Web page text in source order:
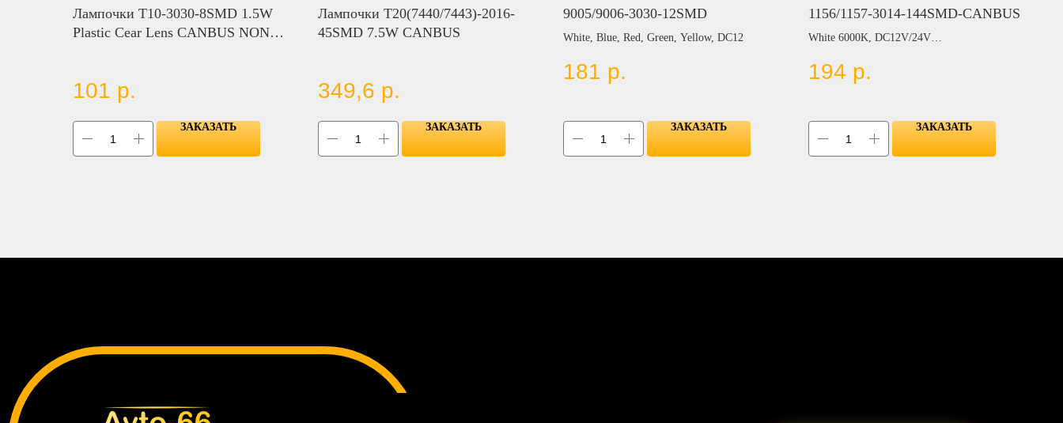
Лампочки T10-3030-8SMD 1.5W
Plastic Cear Lens CANBUS NON
101 р.
ЗАКАЗАТЬ
Лампочки T20(7440/7443)-2016-
45SMD 7.5W CANBUS
349,6 р.
ЗАКАЗАТЬ
9005/9006-3030-12SMD
White, Blue, Red, Green, Yellow, DC12
181 р.
ЗАКАЗАТЬ
1156/1157-3014-144SMD-CANBUS
White 6000K, DC12V/24V
Цвет:
YELLOW
GREEN
194 р.
ЗАКАЗАТЬ